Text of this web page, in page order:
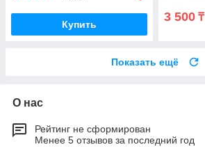
Купить
3 500 ₸
Показать ещё
О нас
Рейтинг не сформирован
Менее 5 отзывов за последний год